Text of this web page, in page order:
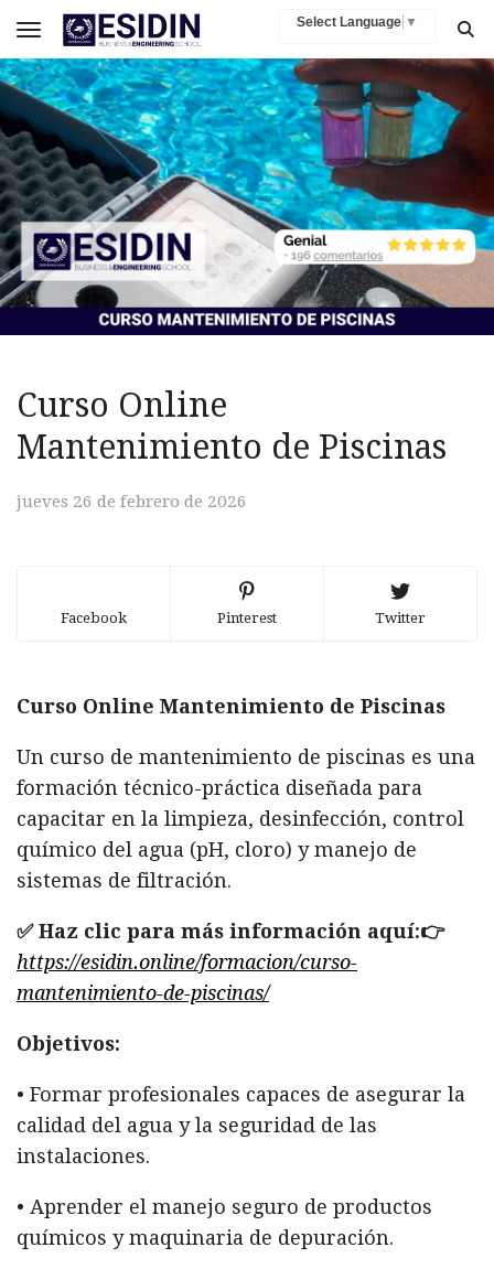
Select Language ▼
Toggle navigation
Curso Online
Mantenimiento de Piscinas
jueves 26 de febrero de 2026
Facebook Pinterest Twitter
Curso Online Mantenimiento de Piscinas
Un curso de mantenimiento de piscinas es una
formación técnico-práctica diseñada para
capacitar en la limpieza, desinfección, control
químico del agua (pH, cloro) y manejo de
sistemas de filtración.
✅ Haz clic para más información aquí:👉
https://esidin.online/formacion/curso-
mantenimiento-de-piscinas/
Objetivos:
• Formar profesionales capaces de asegurar la
calidad del agua y la seguridad de las
instalaciones.
• Aprender el manejo seguro de productos
químicos y maquinaria de depuración.